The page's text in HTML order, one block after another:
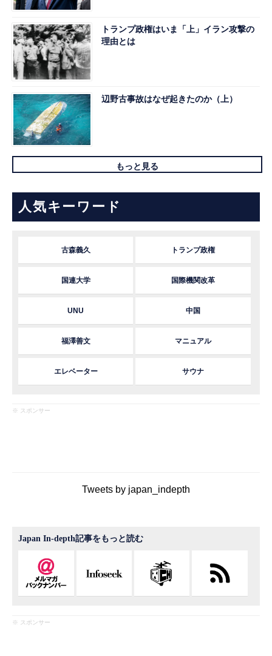
トランプ政権はいま「上」イラン攻撃の
理由とは
辺野古事故はなぜ起きたのか（上）
もっと見る
人気キーワード
古森義久 トランプ政権
国連大学 国際機関改革
UNU 中国
福澤善文 マニュアル
エレベーター サウナ
※ スポンサー
Tweets by japan_indepth
Japan In-depth記事をもっと読む
※ スポンサー